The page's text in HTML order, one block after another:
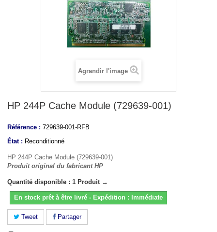
Agrandir l'image
HP 244P Cache Module (729639-001)
Référence : 729639-001-RFB
État : Reconditionné
HP 244P Cache Module (729639-001)
Produit original du fabricant HP
Quantité disponible : 1 Produit →
En stock prêt à être livré - Expédition : Immédiate
Tweet Partager